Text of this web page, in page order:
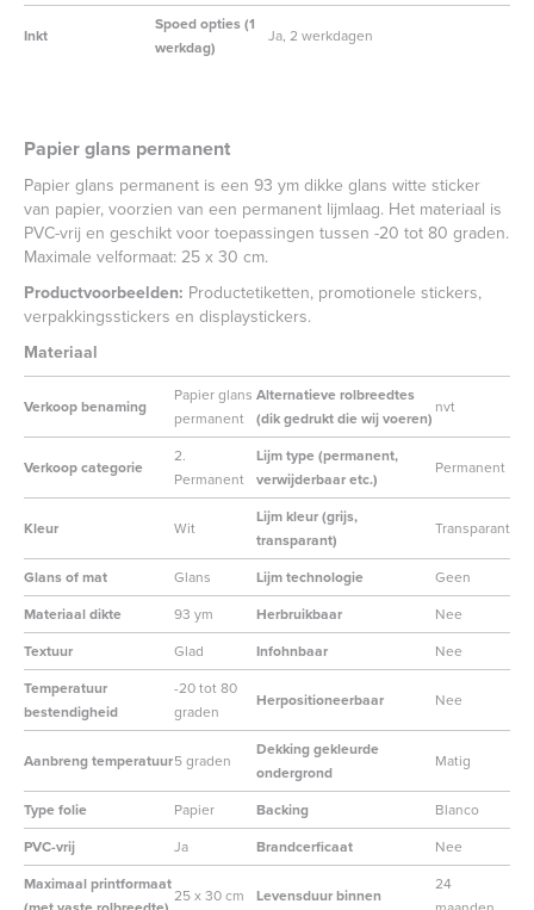
Inkt
Spoed opties (1
werkdag)
Ja, 2 werkdagen
Papier glans permanent
Papier glans permanent is een 93 ym dikke glans witte sticker
van papier, voorzien van een permanent lijmlaag. Het materiaal is
PVC-vrij en geschikt voor toepassingen tussen -20 tot 80 graden.
Maximale velformaat: 25 x 30 cm.
Productvoorbeelden: Productetiketten, promotionele stickers,
verpakkingsstickers en displaystickers.
Materiaal
Verkoop benaming
Papier glans
permanent
Alternatieve rolbreedtes
(dik gedrukt die wij voeren)
nvt
Verkoop categorie
2.
Permanent
Lijm type (permanent,
verwijderbaar etc.)
Permanent
Kleur Wit
Lijm kleur (grijs,
transparant)
Transparant
Glans of mat Glans Lijm technologie
Geen
Materiaal dikte
93 ym Herbruikbaar
Nee
Textuur
Glad Infohnbaar
Nee
Temperatuur
bestendigheid
-20 tot 80
graden
Herpositioneerbaar Nee
Aanbreng temperatuur5 graden
Dekking gekleurde
ondergrond
Matig
Type folie Papier Backing
Blanco
PVC-vrij
Ja Brandcerficaat
Nee
Maximaal printformaat
25 x 30 cm Levensduur binnen
24